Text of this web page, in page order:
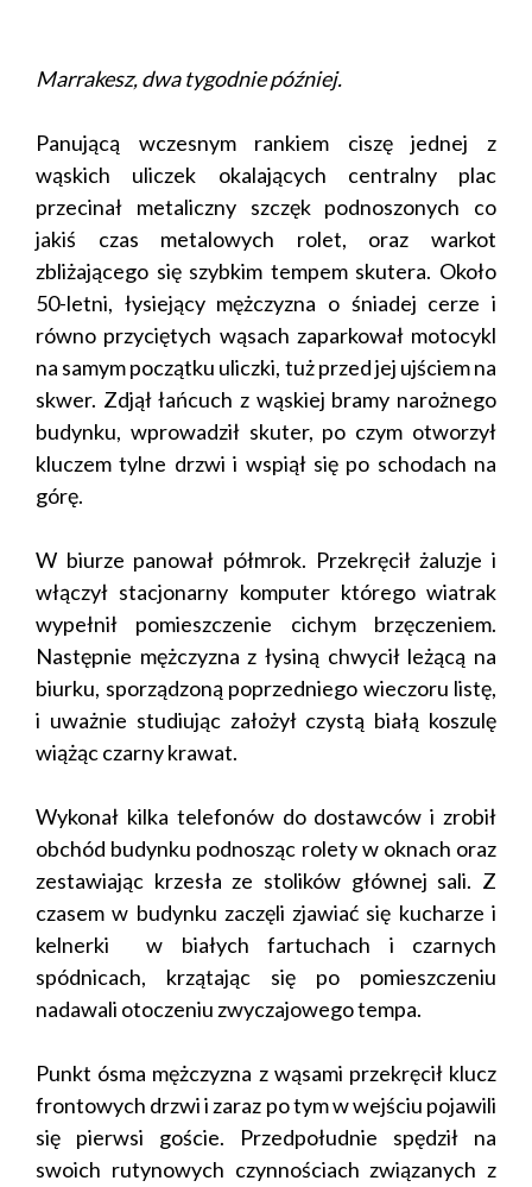
Marrakesz, dwa tygodnie później.
Panującą wczesnym rankiem ciszę jednej z
wąskich uliczek okalających centralny plac
przecinał metaliczny szczęk podnoszonych co
jakiś czas metalowych rolet, oraz warkot
zbliżającego się szybkim tempem skutera. Około
50-letni, łysiejący mężczyzna o śniadej cerze i
równo przyciętych wąsach zaparkował motocykl
na samym początku uliczki, tuż przed jej ujściem na
skwer. Zdjął łańcuch z wąskiej bramy narożnego
budynku, wprowadził skuter, po czym otworzył
kluczem tylne drzwi i wspiął się po schodach na
górę.
W biurze panował półmrok. Przekręcił żaluzje i
włączył stacjonarny komputer którego wiatrak
wypełnił pomieszczenie cichym brzęczeniem.
Następnie mężczyzna z łysiną chwycił leżącą na
biurku, sporządzoną poprzedniego wieczoru listę,
i uważnie studiując założył czystą białą koszulę
wiążąc czarny krawat.
Wykonał kilka telefonów do dostawców i zrobił
obchód budynku podnosząc rolety w oknach oraz
zestawiając krzesła ze stolików głównej sali. Z
czasem w budynku zaczęli zjawiać się kucharze i
kelnerki w białych fartuchach i czarnych
spódnicach, krzątając się po pomieszczeniu
nadawali otoczeniu zwyczajowego tempa.
Punkt ósma mężczyzna z wąsami przekręcił klucz
frontowych drzwi i zaraz po tym w wejściu pojawili
się pierwsi goście. Przedpołudnie spędził na
swoich rutynowych czynnościach związanych z